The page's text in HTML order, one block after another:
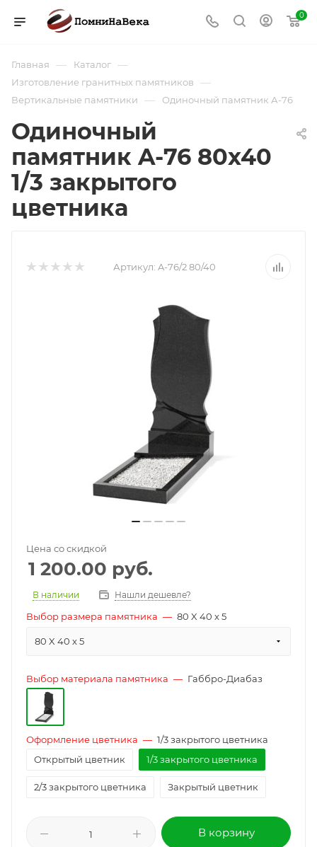
0
Главная — Каталог —
Изготовление гранитных памятников —
Вертикальные памятники — Одиночный памятник А-76
Одиночный
памятник A-76 80х40
1/3 закрытого
цветника
Артикул: A-76/2 80/40
Цена со скидкой
1 200.00 руб.
В наличии Нашли дешевле?
Выбор размера памятника — 80 X 40 x 5
80 X 40 x 5
Выбор материала памятника — Габбро-Диабаз
Оформление цветника — 1/3 закрытого цветника
Открытый цветник
1/3 закрытого цветника
2/3 закрытого цветника Закрытый цветник
В корзину